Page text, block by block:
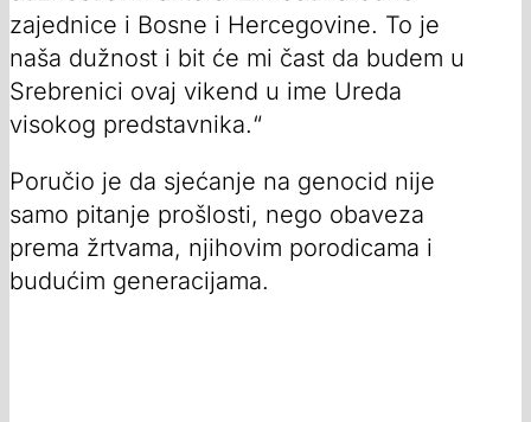
zajednice i Bosne i Hercegovine. To je
naša dužnost i bit će mi čast da budem u
Srebrenici ovaj vikend u ime Ureda
visokog predstavnika.“
Poručio je da sjećanje na genocid nije
samo pitanje prošlosti, nego obaveza
prema žrtvama, njihovim porodicama i
budućim generacijama.